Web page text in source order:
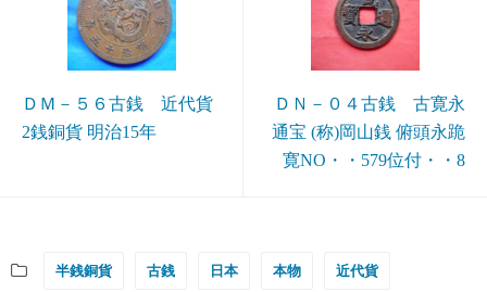
ＤＭ－５６古銭 近代貨
2銭銅貨 明治15年
ＤＮ－０４古銭 古寛永
通宝 (称)岡山銭 俯頭永跪
寛NO・・579位付・・8
半銭銅貨 古銭 日本 本物 近代貨